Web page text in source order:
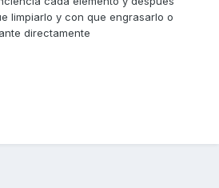
limpiarlo y con que engrasarlo o
directamente